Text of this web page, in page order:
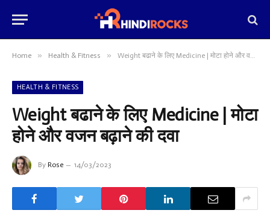
Home » Health & Fitness » Weight बढाने के लिए Medicine | मोटा होने और वजन बढ़ाने की दवा
HEALTH & FITNESS
Weight बढाने के लिए Medicine | मोटा
होने और वजन बढ़ाने की दवा
By Rose 14/03/2023